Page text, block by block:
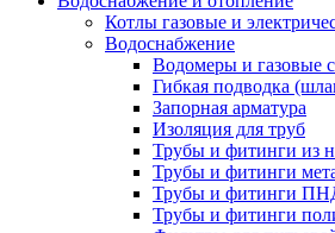
Котлы газовые и
Водоснабжение
Водомеры и газовые
Гибкая подводка
Запорная арматура
Изоляция для труб
Трубы и фитинги из
Трубы и фитинги
Трубы и фитинги
Трубы и фитинги